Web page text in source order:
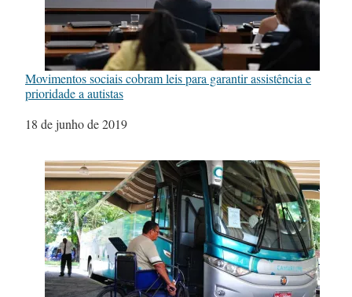
Movimentos sociais cobram leis para garantir assistência e
prioridade a autistas
Data
18 de junho de 2019